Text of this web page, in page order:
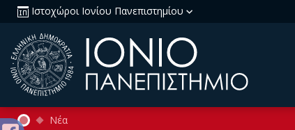
Ιστοχώροι Ιονίου Πανεπιστημίου
Νέα